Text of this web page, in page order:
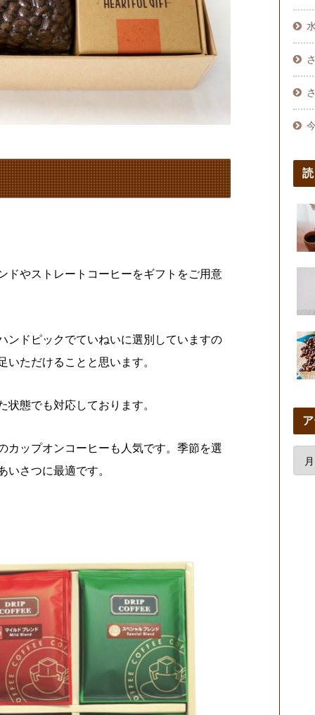
ドやストレートコーヒーをギフトをご用意
ンドピックでていねいに選別していますの
ただけることと思います。
態でも対応しております。
カップオンコーヒーも人気です。季節を選
いさつに最適です。